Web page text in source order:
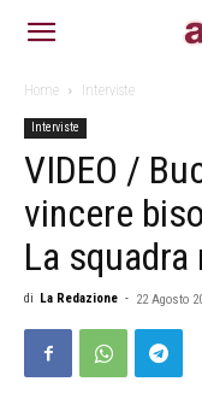
Home Interviste
Interviste
VIDEO /
vincere
La squadra
di La Redazione - 22 Agosto